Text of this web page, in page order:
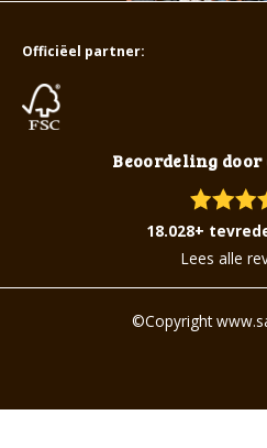
Beoordeling door
18.028+
Lees alle
Officiëel partner:
©Copyright